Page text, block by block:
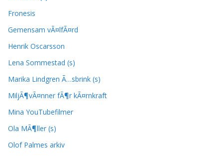
Fronesis
Gemensam vÃ¤lfÃ¤rd
Henrik Oscarsson
Lena Sommestad (s)
Marika Lindgren Ã…sbrink (s)
MiljÃ¶vÃ¤nner fÃ¶r kÃ¤rnkraft
Mina YouTubefilmer
Ola MÃ¶ller (s)
Olof Palmes arkiv